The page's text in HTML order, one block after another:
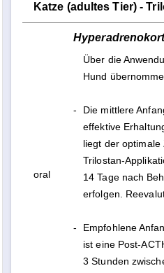
Katze (adultes Tier) -
oral
Über die
Hund
-
Die mittlere
effektive
liegt der optimale
Trilostan-
14 Tage nach
erfolgen.
-
Empfohlene
ist eine Post-
3 Stunden